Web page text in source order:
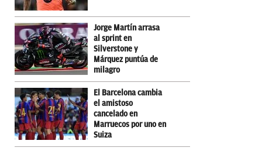
Jorge Martín arrasa
al sprint en
Silverstone y
Márquez puntúa de
milagro
El Barcelona cambia
el amistoso
cancelado en
Marruecos por uno en
Suiza